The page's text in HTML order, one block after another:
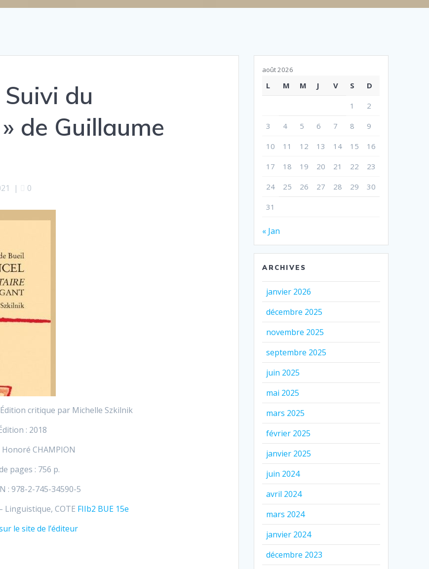
Suivi du
de Guillaume
| 0
Édition critique par Michelle Szkilnik
: 2018
Honoré CHAMPION
pages : 756 p.
: 978-2-745-34590-5
Linguistique, COTE FIIb2 BUE 15e
le site de l’éditeur
août 2026
L M M J V S D
1 2
3 4 5 6 7 8 9
10 11 12 13 14 15 16
17 18 19 20 21 22 23
24 25 26 27 28 29 30
31
« Jan
ARCHIVES
janvier 2026
décembre 2025
novembre 2025
septembre 2025
juin 2025
mai 2025
mars 2025
février 2025
janvier 2025
juin 2024
avril 2024
mars 2024
janvier 2024
décembre 2023